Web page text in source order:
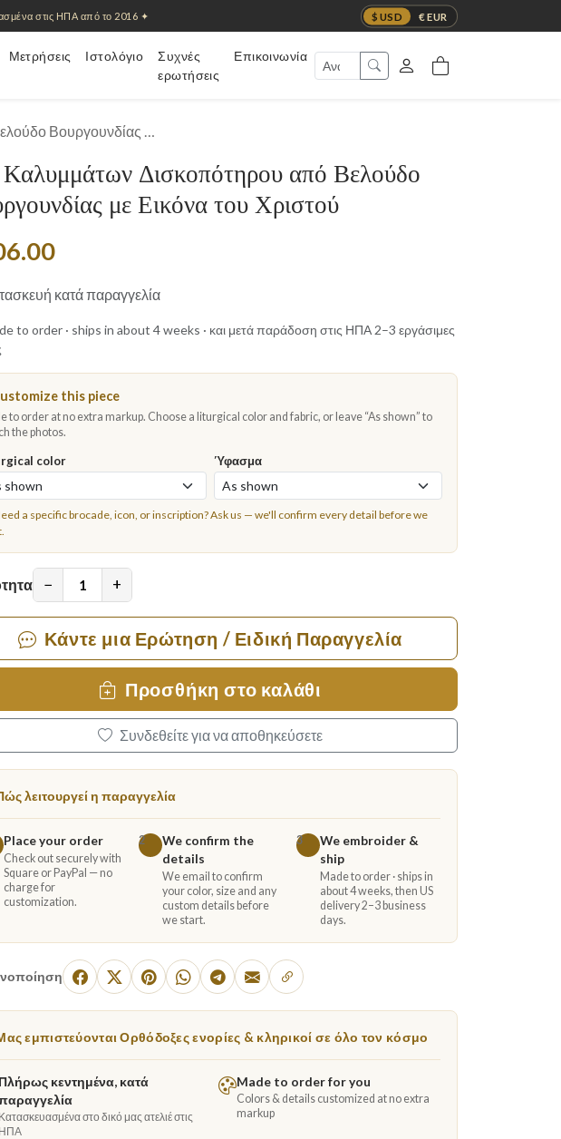
$ USD € EUR
στις ΗΠΑ από το 2016 ✦
Μετρήσεις Ιστολόγιο
Συχνές
ερωτήσεις
Επικοινωνία
Βουργουνδίας …
Καλυμμάτων Δισκοπότηρου από Βελούδο
με Εικόνα του Χριστού
κατά παραγγελία
to order · ships in about 4 weeks · και μετά παράδοση στις ΗΠΑ 2–3 εργάσιμες
this piece
to order at no extra markup. Choose a liturgical color and fabric, or leave “As shown” to
the photos.
color Ύφασμα
a specific brocade, icon, or inscription?Ask us — we'll confirm every detail before we
− +
Κάντε μια Ερώτηση / Ειδική Παραγγελία
Προσθήκη στο καλάθι
Συνδεθείτε για να αποθηκεύσετε
λειτουργεί η παραγγελία
Place your order
Check out securely with
Square or PayPal — no
charge for
customization.
2
We confirm the
details
We email to confirm
your color, size and any
custom details before
we start.
3
We embroider &
ship
Made to order · ships in
about 4 weeks, then US
delivery 2–3 business
days.
εμπιστεύονται Ορθόδοξες ενορίες & κληρικοί σε όλο τον κόσμο
Πλήρως κεντημένα, κατά
Κατασκευασμένα στο δικό μας ατελιέ στις
ΗΠΑ
Made to order for you
Colors & details customized at no extra
markup